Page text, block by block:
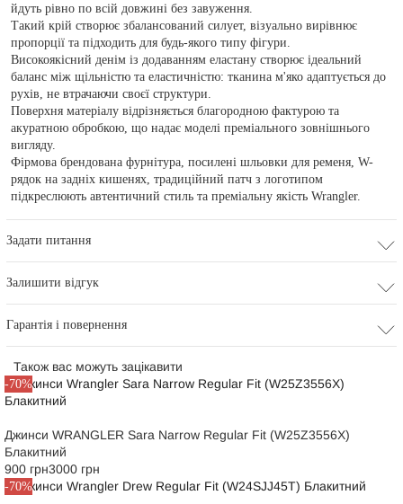
йдуть рівно по всій довжині без завуження.
Такий крій створює збалансований силует, візуально вирівнює
пропорції та підходить для будь-якого типу фігури.
Високоякісний денім із додаванням еластану створює ідеальний
баланс між щільністю та еластичністю: тканина м'яко адаптується до
рухів, не втрачаючи своєї структури.
Поверхня матеріалу відрізняється благородною фактурою та
акуратною обробкою, що надає моделі преміального зовнішнього
вигляду.
Фірмова брендована фурнітура, посилені шльовки для ременя, W-
рядок на задніх кишенях, традиційний патч з логотипом
підкреслюють автентичний стиль та преміальну якість Wrangler.
Задати питання
Залишити відгук
Гарантія і повернення
Також вас можуть зацікавити
-70%
Джинси WRANGLER Sara Narrow Regular Fit (W25Z3556X)
Блакитний
900 грн3000 грн
-70%